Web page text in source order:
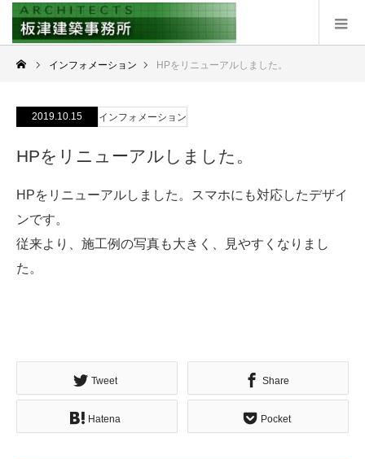
インフォメーション HPをリニューアルしました。
2019.10.15 インフォメーション
HPをリニューアルしました。
HPをリニューアルしました。スマホにも対応したデザイ
ンです。
従来より、施工例の写真も大きく、見やすくなりまし
た。
Tweet Share
Hatena Pocket